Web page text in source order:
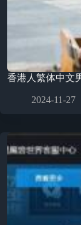
香港人繁体中文
2024-11-27